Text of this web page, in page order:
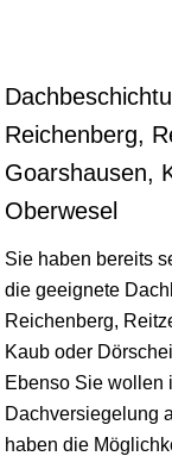
Reichenberg,
Goarshausen,
Oberwesel
Sie haben bereits
die geeignete
Reichenberg,
Kaub oder
Ebenso Sie wollen
Dachversiegelung
haben die